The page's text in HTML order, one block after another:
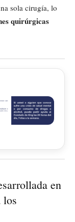
sola cirugía, lo
quirúrgicas
en
los